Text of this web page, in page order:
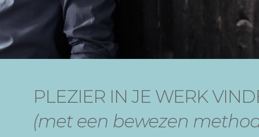
PLEZIER IN JE WERK
(met een bewezen